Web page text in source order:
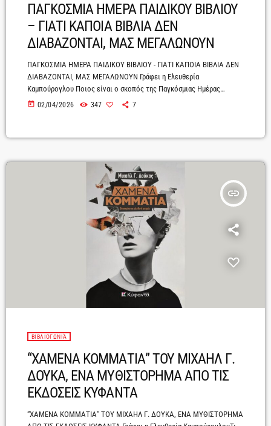
ΠΑΓΚΟΣΜΙΑ ΗΜΕΡΑ ΠΑΙΔΙΚΟΥ ΒΙΒΛΙΟΥ
– ΓΙΑΤΙ ΚΑΠΟΙΑ ΒΙΒΛΙΑ ΔΕΝ
ΔΙΑΒΑΖΟΝΤΑΙ, ΜΑΣ ΜΕΓΑΛΩΝΟΥΝ
ΠΑΓΚΟΣΜΙΑ ΗΜΕΡΑ ΠΑΙΔΙΚΟΥ ΒΙΒΛΙΟΥ - ΓΙΑΤΙ ΚΑΠΟΙΑ ΒΙΒΛΙΑ ΔΕΝ
ΔΙΑΒΑΖΟΝΤΑΙ, ΜΑΣ ΜΕΓΑΛΩΝΟΥΝ Γράφει η Ελευθερία
Καμπούρογλου Ποιος είναι ο σκοπός της Παγκόσμιας Ημέρας
Παιδικού Βιβλίου; Να φέρει τα παιδιά κοντά στη λογοτεχνία; Να
φιλαναγνωσίας στη ζωή των παιδιών μας; Σε έναν κόσμο όπου τα
today 02/04/2026 347 7
insert_link
ΒΙΒΛΙΟΓΩΝΙΆ
“ΧΑΜΕΝΑ ΚΟΜΜΑΤΙΑ” TΟΥ ΜΙΧΑΗΛ Γ.
ΔΟΥΚΑ, ENA ΜΥΘΙΣΤΟΡΗΜΑ ΑΠΟ ΤΙΣ
ΕΚΔΟΣΕΙΣ ΚΥΦΑΝΤΑ
“ΧΑΜΕΝΑ ΚΟΜΜΑΤΙΑ" ΤΟΥ ΜΙΧΑΗΛ Γ. ΔΟΥΚΑ, ΕΝΑ ΜΥΘΙΣΤΟΡΗΜΑ